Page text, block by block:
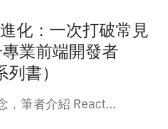
化：一次打破常見
業前端開發者
書）
，筆者介紹 React...